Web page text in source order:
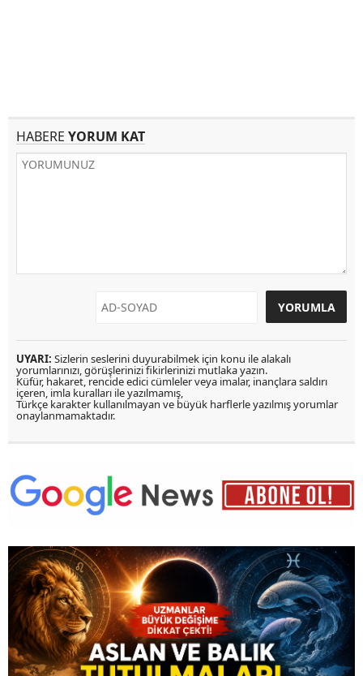
HABERE YORUM KAT
UYARI: Sizlerin seslerini duyurabilmek için konu ile alakalı
yorumlarınızı, görüşlerinizi fikirlerinizi mutlaka yazın.
Küfür, hakaret, rencide edici cümleler veya imalar, inançlara saldırı
içeren, imla kuralları ile yazılmamış,
Türkçe karakter kullanılmayan ve büyük harflerle yazılmış yorumlar
onaylanmamaktadır.